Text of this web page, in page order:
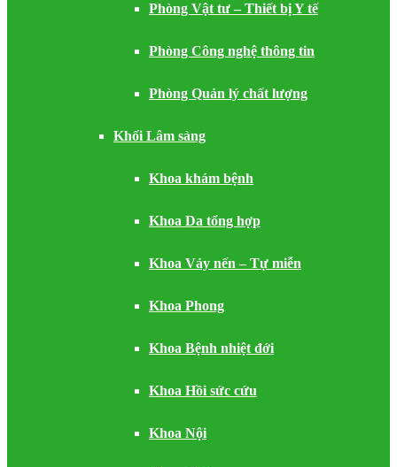
Phòng Vật tư – Thiết bị Y tế
Phòng Công nghệ thông tin
Phòng Quản lý chất lượng
Khối Lâm sàng
Khoa khám bệnh
Khoa Da tổng hợp
Khoa Vảy nến – Tự miễn
Khoa Phong
Khoa Bệnh nhiệt đới
Khoa Hồi sức cứu
Khoa Nội